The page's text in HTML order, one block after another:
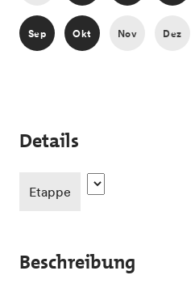
Sep Okt Nov Dez
Details
Etappe
Beschreibung